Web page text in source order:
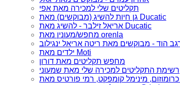
תקליטים שלי למכירה מאת אפי
גן חיות להשיג (מבוקשים) מאת Ducatic
אריאל זילבר - להשיג מאת Ducatic
מחפש/מעונין מאת orenla
הוד - מבוקשים מאת ריטה אריאל ינגילוב
ילדים מאת Moti
מחפש תקליטים מאת דורון
רשימת התקליטים למכירה שלי מאת שמעוני